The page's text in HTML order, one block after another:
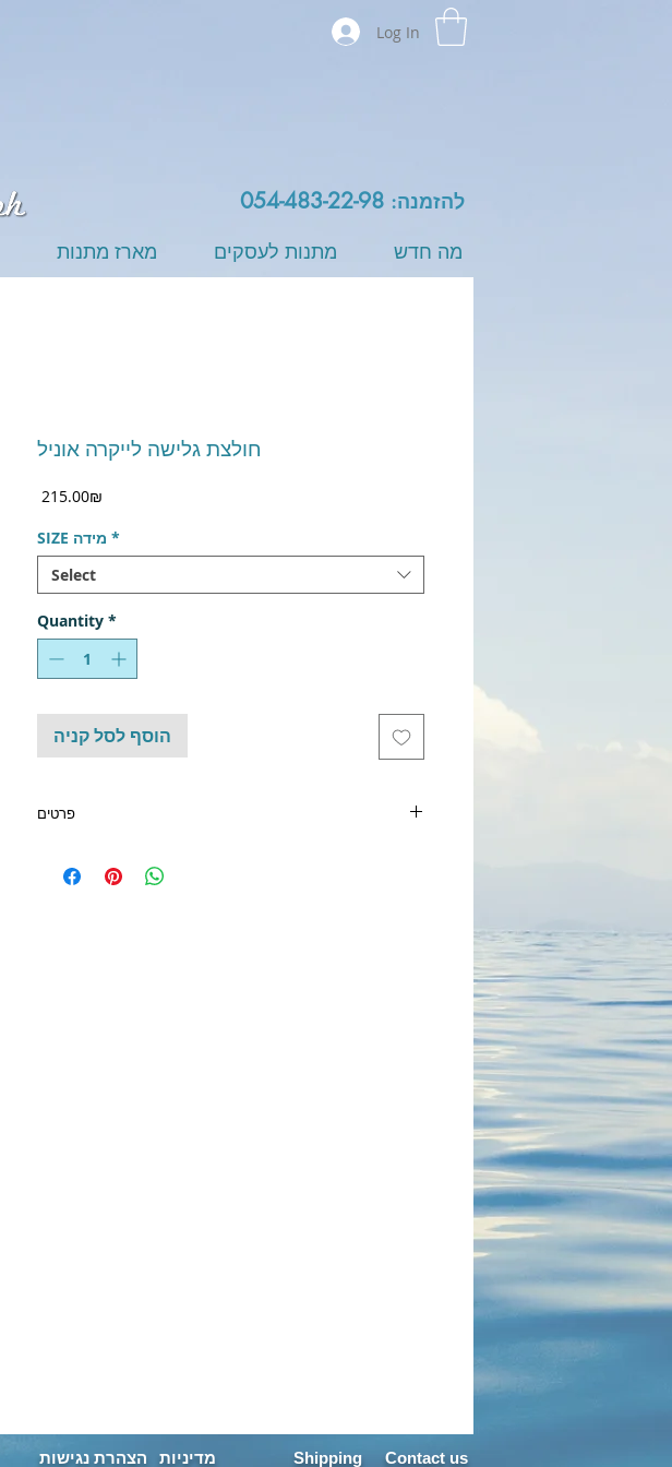
להזמנה:
מארז מתנות מתנות לעסקים מה חדש
Log In
חולצת גלישה לייקרה אוניל
‏215.00 ‏₪
SIZE מידה *
Select
Quantity *
הוסף לסל קניה
פרטים
אספקה נפרדת
הצהרת נגישות מדיניות Shipping Contact us